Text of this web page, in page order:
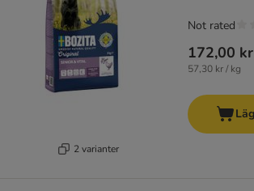
2 varianter
172,00 kr
57,30 kr / kg
Not rated